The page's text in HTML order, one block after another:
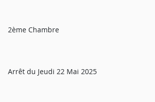
2ème Chambre
Arrêt du Jeudi 22 Mai 2025